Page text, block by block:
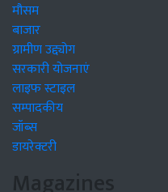
मौसम
बाजार
ग्रामीण उद्द्योग
सरकारी योजनाएं
लाइफ स्टाइल
सम्पादकीय
जॉब्स
डायरेक्टरी
Magazines